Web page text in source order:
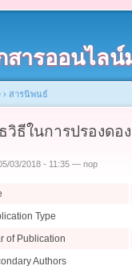
สารออนไล
› สารนิพนธ์
วิธีในการปรองดอง
03/2018 - 11:35 — nop
Type
of Publication
Authors